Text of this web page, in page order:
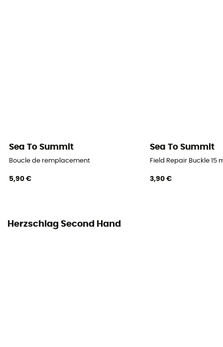
Sea To Summit
Boucle de remplacement
5,90 €
Sea To Summit
Field Repair Buckle 15
3,90 €
Herzschlag Second Hand